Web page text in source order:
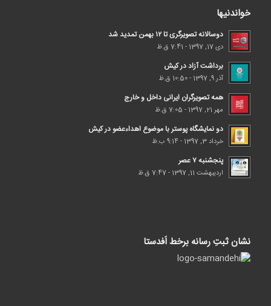
خواندنیها
دوسالانه تصویرگری تا ۱۲ بهمن تمدید شد
دی 17, 1397 - 7:41 ق.ظ
برداشت آزاد در کیش
آذر 9, 1397 - 10:50 ق.ظ
همه تصویرگران ایرانی داخل و خارج
مهر 21, 1397 - 7:05 ق.ظ
دو نمایشگاه پوستر با موضوع اهداء‌عضو در کیش
خرداد 3, 1397 - 9:14 ب.ظ
پنجشنبه ۷ عصر
اردیبهشت 11, 1397 - 7:47 ق.ظ
نشان ثبتِ رسانه برخط اَفدستا